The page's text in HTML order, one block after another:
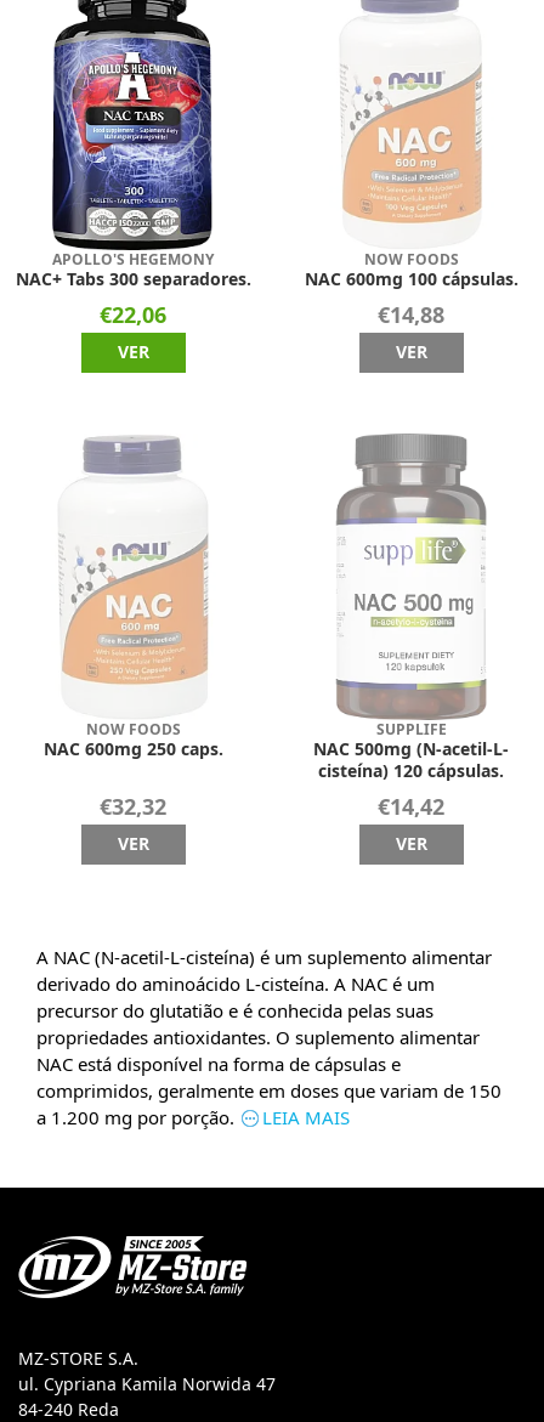
APOLLO'S HEGEMONY
NAC+ Tabs 300 separadores.
€22,06
VER
NOW FOODS
NAC 600mg 100 cápsulas.
€14,88
VER
NOW FOODS
NAC 600mg 250 caps.
€32,32
VER
SUPPLIFE
NAC 500mg (N-acetil-L-
cisteína) 120 cápsulas.
€14,42
VER
A NAC (N-acetil-L-cisteína) é um suplemento alimentar
derivado do aminoácido L-cisteína. A NAC é um
precursor do glutatião e é conhecida pelas suas
propriedades antioxidantes. O suplemento alimentar
NAC está disponível na forma de cápsulas e
comprimidos, geralmente em doses que variam de 150
a 1.200 mg por porção.
LEIA MAIS
MZ-STORE S.A.
ul. Cypriana Kamila Norwida 47
84-240 Reda